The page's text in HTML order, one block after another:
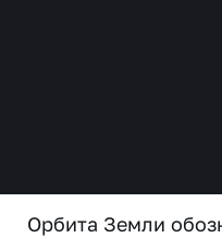
Орбита Земли